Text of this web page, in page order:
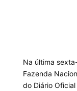
Na última
Fazenda
do Diário